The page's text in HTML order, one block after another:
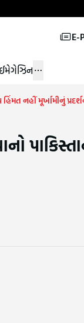
E-
મેગેઝિન
નહીં મૂર્ખામીનું